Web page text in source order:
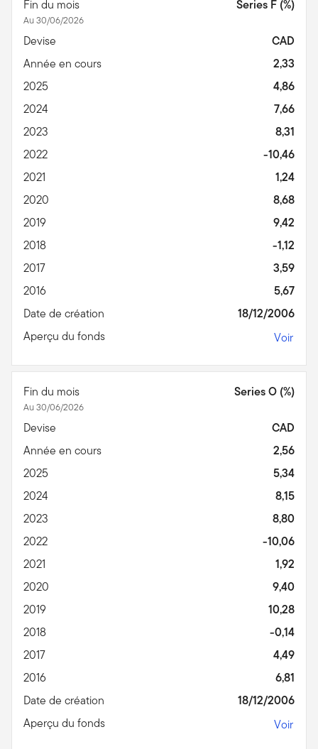
Fin du mois
Au 30/06/2026
Series F (%)
Devise
CAD
Année en cours
2,33
2025
4,86
2024
7,66
2023
8,31
2022
-10,46
2021
1,24
2020
8,68
2019
9,42
2018
-1,12
2017
3,59
2016
5,67
Date de création
18/12/2006
Aperçu du fonds
Voir
Fin du mois
Au 30/06/2026
Series O (%)
Devise
CAD
Année en cours
2,56
2025
5,34
2024
8,15
2023
8,80
2022
-10,06
2021
1,92
2020
9,40
2019
10,28
2018
-0,14
2017
4,49
2016
6,81
Date de création
18/12/2006
Aperçu du fonds
Voir